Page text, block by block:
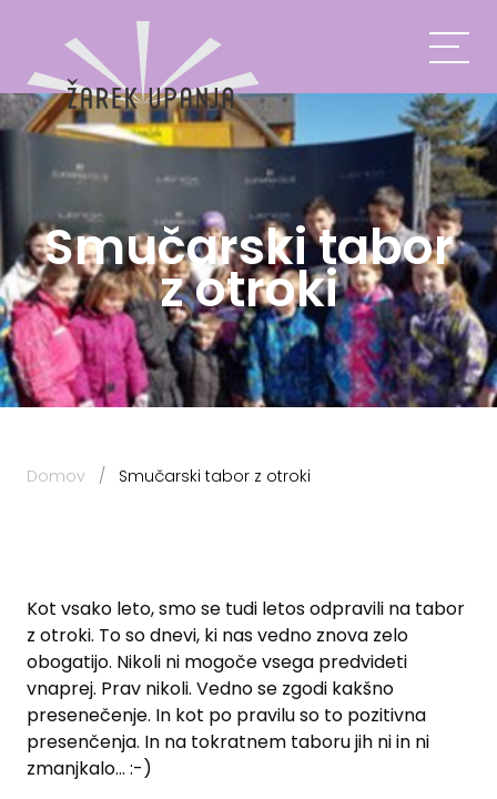
Smučarski tabor
z otroki
Domov / Smučarski tabor z otroki
Kot vsako leto, smo se tudi letos odpravili na tabor
z otroki. To so dnevi, ki nas vedno znova zelo
obogatijo. Nikoli ni mogoče vsega predvideti
vnaprej. Prav nikoli. Vedno se zgodi kakšno
presenečenje. In kot po pravilu so to pozitivna
presenčenja. In na tokratnem taboru jih ni in ni
zmanjkalo... :-)